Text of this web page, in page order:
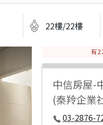
22樓/22樓
有
中信房屋-
(秦羚企業
03-2876-